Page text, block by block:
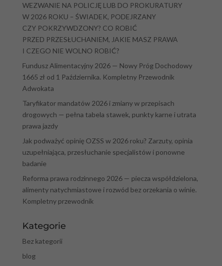
WEZWANIE NA POLICJĘ LUB DO PROKURATURY
W 2026 ROKU – ŚWIADEK, PODEJRZANY
CZY POKRZYWDZONY? CO ROBIĆ
PRZED PRZESŁUCHANIEM, JAKIE MASZ PRAWA
I CZEGO NIE WOLNO ROBIĆ?
Fundusz Alimentacyjny 2026 — Nowy Próg Dochodowy
1665 zł od 1 Października. Kompletny Przewodnik
Adwokata
Taryfikator mandatów 2026 i zmiany w przepisach
drogowych — pełna tabela stawek, punkty karne i utrata
prawa jazdy
Jak podważyć opinię OZSS w 2026 roku? Zarzuty, opinia
uzupełniająca, przesłuchanie specjalistów i ponowne
badanie
Reforma prawa rodzinnego 2026 — piecza współdzielona,
alimenty natychmiastowe i rozwód bez orzekania o winie.
Kompletny przewodnik
Kategorie
Bez kategorii
blog